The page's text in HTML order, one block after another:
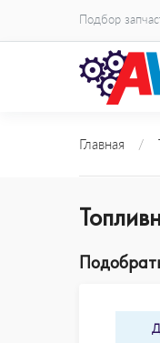
Подбор
Главная /